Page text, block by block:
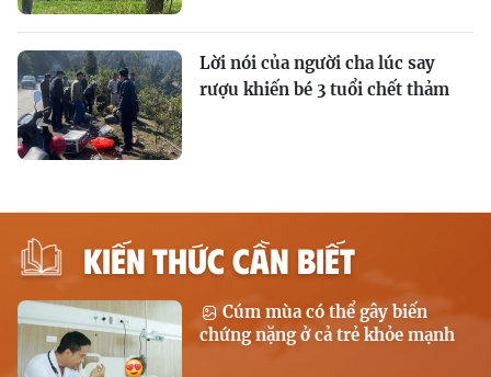
Lời nói của người cha lúc say
rượu khiến bé 3 tuổi chết thảm
KIẾN THỨC CẦN BIẾT
Cúm mùa có thể gây biến
chứng nặng ở cả trẻ khỏe mạnh